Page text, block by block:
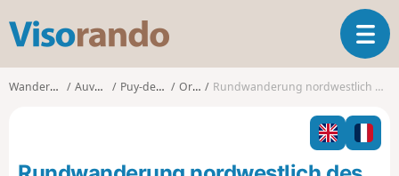
s
o
T
o
g
l
n
Wanderungen Auvergne Puy-de-Dôme Orcival Rundwanderung nordwestlich des Lac de Guery